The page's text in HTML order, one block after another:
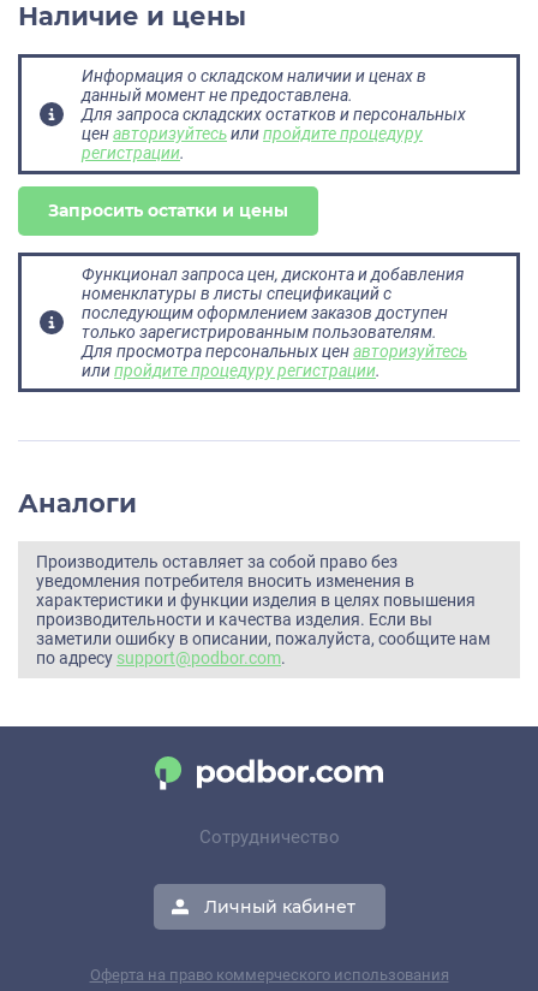
Наличие и цены
Информация о складском наличии и ценах в
данный момент не предоставлена.
Для запроса складских остатков и персональных
ценавторизуйтесьилипройдите процедуру
регистрации.
Запросить остатки и цены
Функционал запроса цен, дисконта и добавления
номенклатуры в листы спецификаций с
последующим оформлением заказов доступен
только зарегистрированным пользователям.
Для просмотра персональных ценавторизуйтесь
илипройдите процедуру регистрации.
Аналоги
Производитель оставляет за собой право без
уведомления потребителя вносить изменения в
характеристики и функции изделия в целях повышения
производительности и качества изделия. Если вы
заметили ошибку в описании, пожалуйста, сообщите нам
по адресу support@podbor.com.
Сотрудничество
Личный кабинет
Оферта на право коммерческого использования